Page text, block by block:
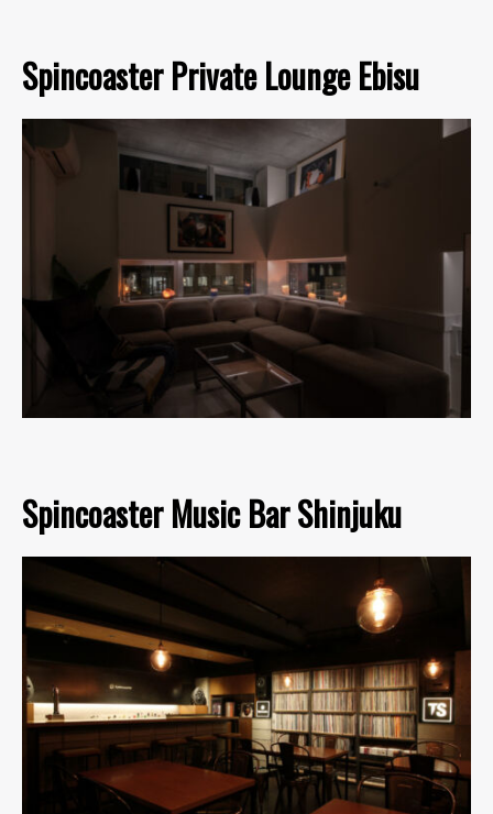
Spincoaster Private Lounge Ebisu
Spincoaster Music Bar Shinjuku